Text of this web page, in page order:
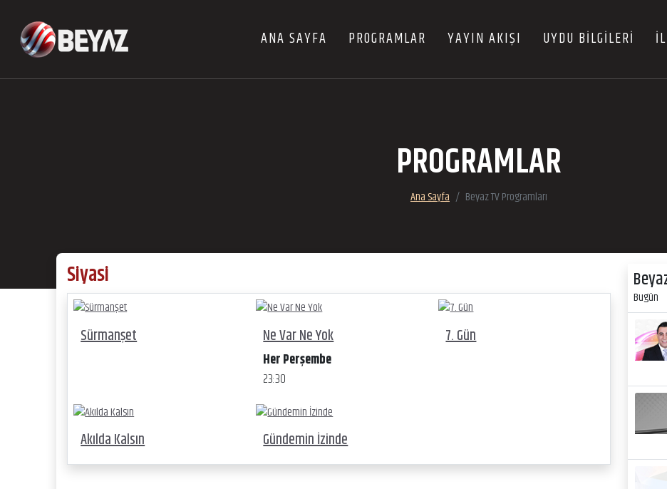
ANA SAYFA PROGRAMLAR YAYIN AKIŞI UYDU BİLGİLERİ
PROGRAMLAR
Ana Sayfa Beyaz TV Programları
Siyasi
Sürmanşet Ne Var Ne Yok
Her Perşembe
23:30
7. Gün
Akılda Kalsın Gündemin İzinde
Bugün